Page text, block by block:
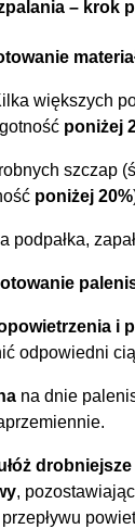
– krok
większych
poniżej
szczap
poniżej 20%
podpałka,
i
odpowiedni
na dnie
,